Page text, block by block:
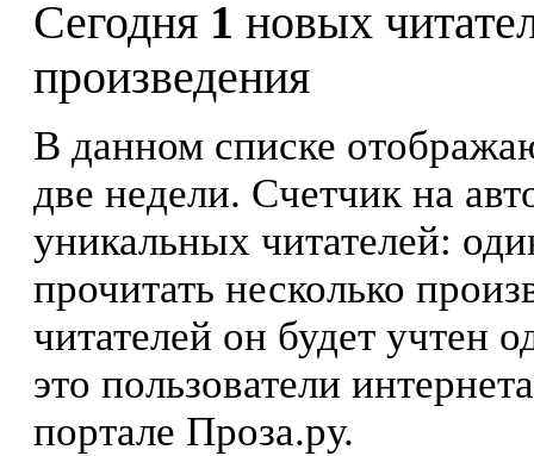
Сегодня 1 новых
произведения
В данном списке
две недели. Счетчик на
уникальных читателей:
прочитать несколько
читателей он будет учтен
это пользователи
портале Проза.ру.